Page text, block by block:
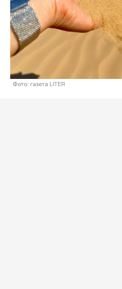
Фото: газета LITER